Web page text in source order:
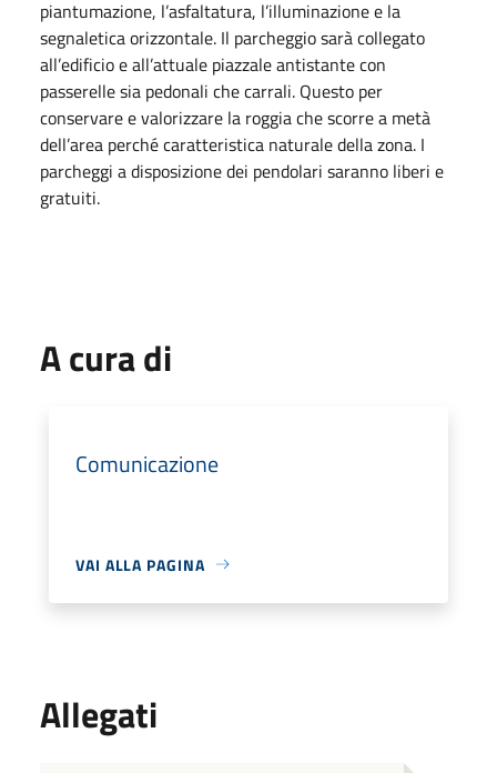
piantumazione, l’asfaltatura, l’illuminazione e la
segnaletica orizzontale. Il parcheggio sarà collegato
all’edificio e all’attuale piazzale antistante con
passerelle sia pedonali che carrali. Questo per
conservare e valorizzare la roggia che scorre a metà
dell’area perché caratteristica naturale della zona. I
parcheggi a disposizione dei pendolari saranno liberi e
gratuiti.
A cura di
Comunicazione
VAI ALLA PAGINA
Allegati